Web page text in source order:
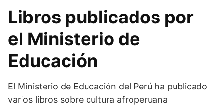
Libros publicados por
el Ministerio de
Educación
El Ministerio de Educación del Perú ha publicado
varios libros sobre cultura afroperuana